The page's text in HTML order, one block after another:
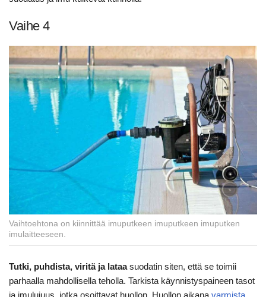
Vaihe 4
Vaihtoehtona on kiinnittää imuputkeen imuputkeen imuputken
imulaitteeseen.
Tutki, puhdista, viritä ja lataasuodatin siten, että se toimii
parhaalla mahdollisella teholla. Tarkista käynnistyspaineen tasot
ja imulujuus, jotka osoittavat huollon. Huollon aikana varmista,